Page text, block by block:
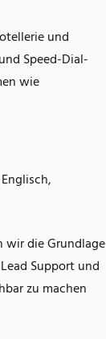
und
Speed-Dial-
wie
wir die Grundlage
Support und
zu machen